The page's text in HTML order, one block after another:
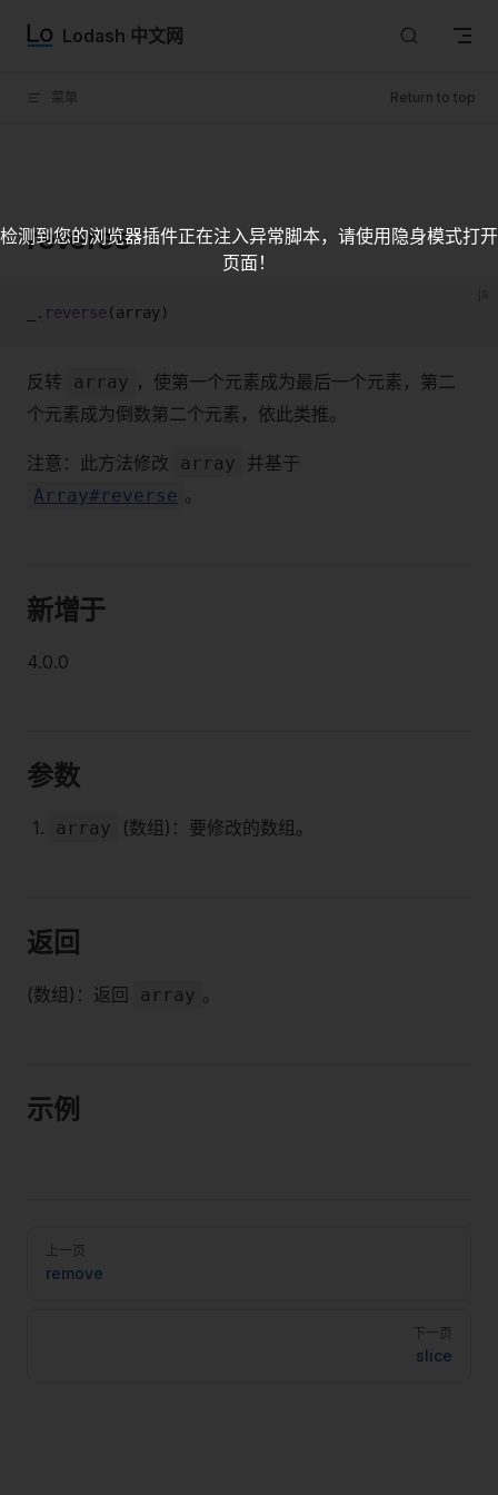
Skip to content
Lodash 中文网
菜单 Return to top
reverse
_. reverse (array)
反转 array ，使第一个元素成为最后一个元素，第二
个元素成为倒数第二个元素，依此类推。
注意：此方法修改 array 并基于
Array#reverse 。
新增于
4.0.0
参数
array (数组)：要修改的数组。
返回
(数组)：返回 array 。
示例
Pager
上一页
remove
下一页
slice
检测到您的浏览器插件正在注入异常脚本，请使用隐身模式打开
页面！